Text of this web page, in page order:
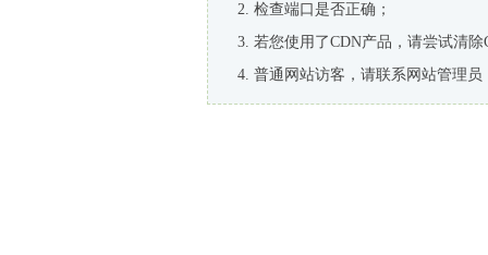
检查端口是否正确；
若您使用了CDN产品，请尝试清除
普通网站访客，请联系网站管理员